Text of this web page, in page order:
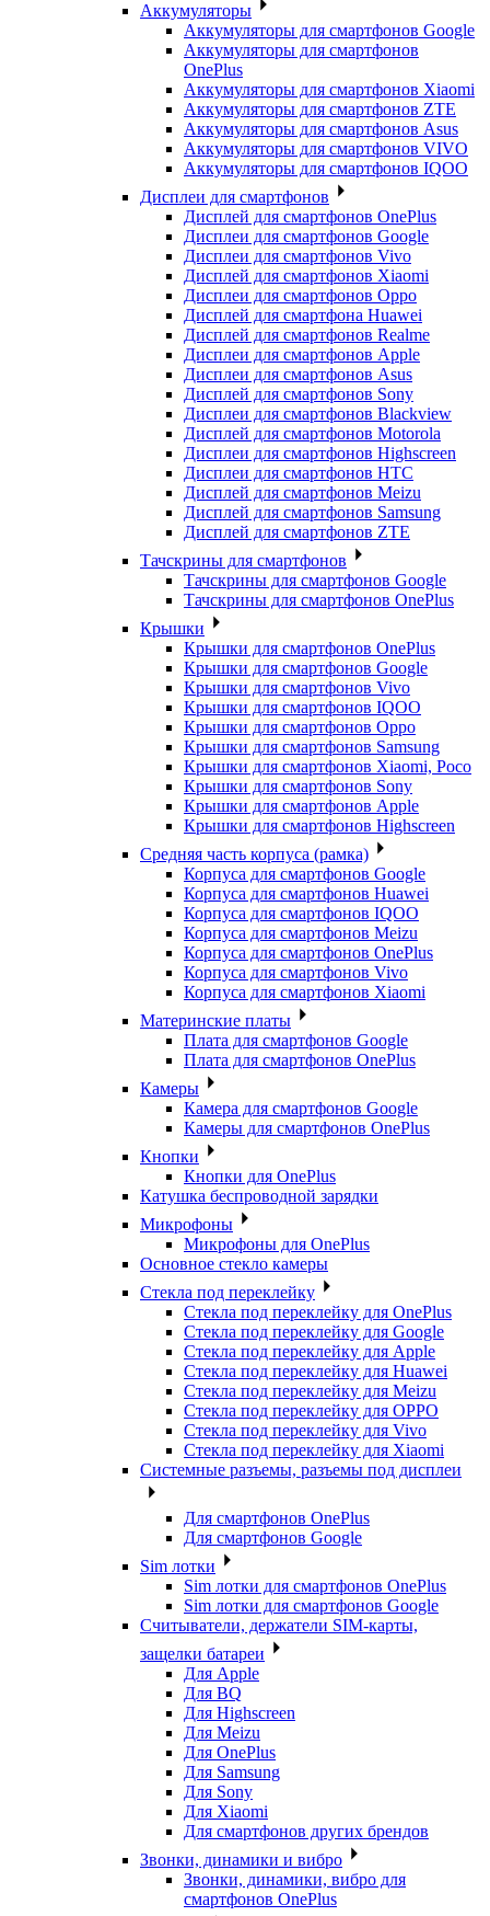
Аккумуляторы
Аккумуляторы для смартфонов Google
Аккумуляторы для смартфонов
OnePlus
Аккумуляторы для смартфонов Xiaomi
Аккумуляторы для смартфонов ZTE
Аккумуляторы для cмартфонов Asus
Аккумуляторы для смартфонов VIVO
Аккумуляторы для смартфонов IQOO
Дисплеи для смартфонов
Дисплей для смартфонов OnePlus
Дисплеи для смартфонов Google
Дисплеи для смартфонов Vivo
Дисплей для смартфонов Xiaomi
Дисплеи для смартфонов Oppo
Дисплей для смартфона Huawei
Дисплей для смартфонов Realme
Дисплеи для смартфонов Apple
Дисплеи для смартфонов Asus
Дисплей для смартфонов Sony
Дисплеи для смартфонов Blackview
Дисплей для смартфонов Motorola
Дисплеи для смартфонов Highscreen
Дисплеи для смартфонов HTC
Дисплей для смартфонов Meizu
Дисплей для смартфонов Samsung
Дисплей для смартфонов ZTE
Тачскрины для смартфонов
Тачскрины для смартфонов Google
Тачскрины для смартфонов OnePlus
Крышки
Крышки для смартфонов OnePlus
Крышки для смартфонов Google
Крышки для смартфонов Vivo
Крышки для смартфонов IQOO
Крышки для смартфонов Oppo
Крышки для смартфонов Samsung
Крышки для смартфонов Xiaomi, Poco
Крышки для смартфонов Sony
Крышки для смартфонов Apple
Крышки для смартфонов Highscreen
Средняя часть корпуса (рамка)
Корпуса для смартфонов Google
Корпуса для смартфонов Huawei
Корпуса для смартфонов IQOO
Корпуса для смартфонов Meizu
Корпуса для смартфонов OnePlus
Корпуса для смартфонов Vivo
Корпуса для смартфонов Xiaomi
Материнские платы
Плата для смартфонов Google
Плата для смартфонов OnePlus
Камеры
Камера для смартфонов Google
Камеры для смартфонов OnePlus
Кнопки
Кнопки для OnePlus
Катушка беспроводной зарядки
Микрофоны
Микрофоны для OnePlus
Основное стекло камеры
Стекла под переклейку
Стекла под переклейку для OnePlus
Стекла под переклейку для Google
Стекла под переклейку для Apple
Стекла под переклейку для Huawei
Стекла под переклейку для Meizu
Стекла под переклейку для OPPO
Стекла под переклейку для Vivo
Стекла под переклейку для Xiaomi
Системные разъемы, разъемы под дисплеи
Для смартфонов OnePlus
Для смартфонов Google
Sim лотки
Sim лотки для смартфонов OnePlus
Sim лотки для смартфонов Google
Считыватели, держатели SIM-карты,
защелки батареи
Для Apple
Для BQ
Для Highscreen
Для Meizu
Для OnePlus
Для Samsung
Для Sony
Для Xiaomi
Для смартфонов других брендов
Звонки, динамики и вибро
Звонки, динамики, вибро для
смартфонов OnePlus